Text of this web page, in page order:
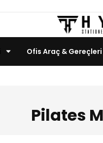
Ofis Araç & Gereçleri
Pilates